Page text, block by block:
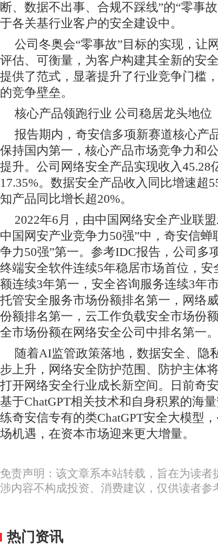
断、数据不出事、合规不踩线”的“零事
于各关基行业客户的安全建设中。
公司冬奥会“零事故”目标的实现，让
评估、可衡量，为客户构建其全新的安
提供了范式，显著提升了行业竞争门槛
的竞争壁垒。
核心产品领跑行业 公司稳居龙头地位
报告期内，奇安信多项新赛道核心产
保持国内第一，核心产品市场竞争力和
提升。公司网络安全产品实现收入45.28
17.35%。数据安全产品收入同比增速超
知产品同比增长超20%。
2022年6月，由中国网络安全产业联
中国网安产业竞争力50强”中，奇安信蝉
争力50强”第一。参考IDC报告，公司多
终端安全软件连续5年稳居市场首位，
额连续3年第一，安全咨询服务连续3年
托管安全服务市场份额排名第一，网络
份额排名第一，云工作负载安全市场份
全市场份额在网络安全公司中排名第一
随着AI监管政策落地，数据安全、隐
步上升，网络安全防护范围、防护主体
打开网络安全行业成长新空间。日前奇
基于ChatGPT相关技术和自身积累的海
练奇安信专有的类ChatGPT安全大模型
场机遇，在资本市场迎来更大增量。
免责声明：该文章系本站转载，旨在为读者
涉内容不构成投资、消费建议，仅供读者参
热门资讯